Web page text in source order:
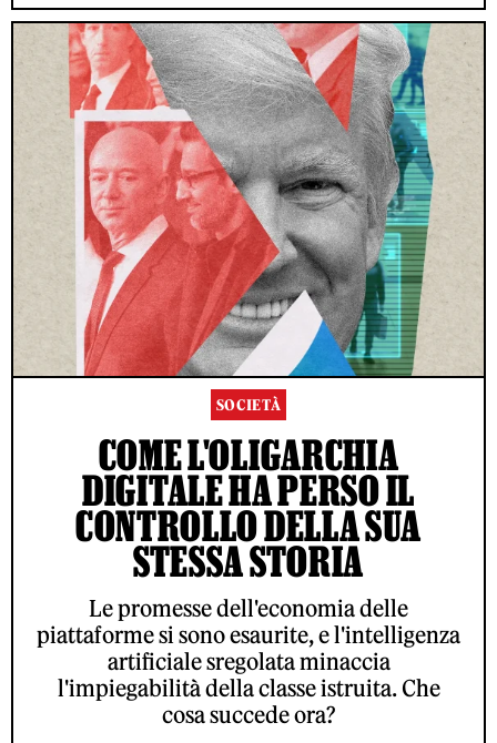
SOCIETÀ
COME L'OLIGARCHIA
DIGITALE HA PERSO IL
CONTROLLO DELLA SUA
STESSA STORIA
Le promesse dell'economia delle
piattaforme si sono esaurite, e l'intelligenza
artificiale sregolata minaccia
l'impiegabilità della classe istruita. Che
cosa succede ora?